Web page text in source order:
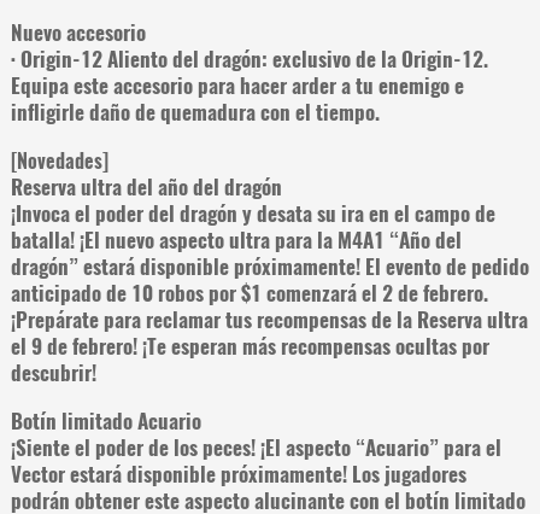
Nuevo accesorio
· Origin-12 Aliento del dragón: exclusivo de la Origin-12.
Equipa este accesorio para hacer arder a tu enemigo e
infligirle daño de quemadura con el tiempo.
[Novedades]
Reserva ultra del año del dragón
¡Invoca el poder del dragón y desata su ira en el campo de
batalla! ¡El nuevo aspecto ultra para la M4A1 “Año del
dragón” estará disponible próximamente! El evento de pedido
anticipado de 10 robos por $1 comenzará el 2 de febrero.
¡Prepárate para reclamar tus recompensas de la Reserva ultra
el 9 de febrero! ¡Te esperan más recompensas ocultas por
descubrir!
Botín limitado Acuario
¡Siente el poder de los peces! ¡El aspecto “Acuario” para el
Vector estará disponible próximamente! Los jugadores
podrán obtener este aspecto alucinante con el botín limitado